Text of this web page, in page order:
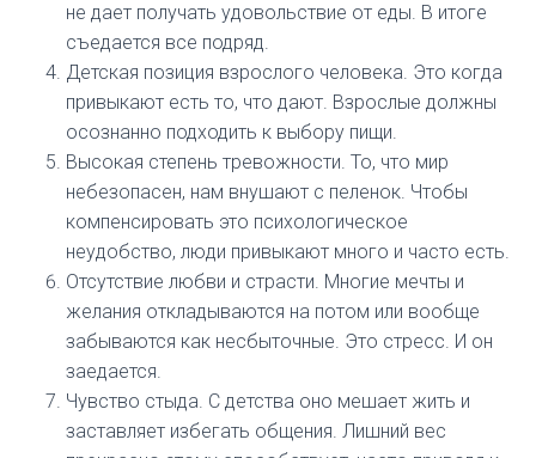
не дает получать удовольствие от еды. В итоге
съедается все подряд.
Детская позиция взрослого человека. Это когда
привыкают есть то, что дают. Взрослые должны
осознанно подходить к выбору пищи.
Высокая степень тревожности. То, что мир
небезопасен, нам внушают с пеленок. Чтобы
компенсировать это психологическое
неудобство, люди привыкают много и часто есть.
Отсутствие любви и страсти. Многие мечты и
желания откладываются на потом или вообще
забываются как несбыточные. Это стресс. И он
заедается.
Чувство стыда. С детства оно мешает жить и
заставляет избегать общения. Лишний вес